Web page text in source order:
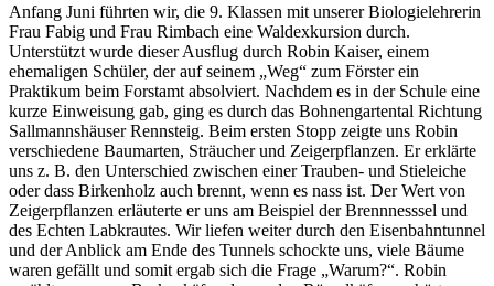
Anfang Juni führten wir, die 9. Klassen mit unserer Biologielehrerin
Frau Fabig und Frau Rimbach eine Waldexkursion durch.
Unterstützt wurde dieser Ausflug durch Robin Kaiser, einem
ehemaligen Schüler, der auf seinem „Weg“ zum Förster ein
Praktikum beim Forstamt absolviert. Nachdem es in der Schule eine
kurze Einweisung gab, ging es durch das Bohnengartental Richtung
Sallmannshäuser Rennsteig. Beim ersten Stopp zeigte uns Robin
verschiedene Baumarten, Sträucher und Zeigerpflanzen. Er erklärte
uns z. B. den Unterschied zwischen einer Trauben- und Stieleiche
oder dass Birkenholz auch brennt, wenn es nass ist. Der Wert von
Zeigerpflanzen erläuterte er uns am Beispiel der Brennnesssel und
des Echten Labkrautes. Wir liefen weiter durch den Eisenbahntunnel
und der Anblick am Ende des Tunnels schockte uns, viele Bäume
waren gefällt und somit ergab sich die Frage „Warum?“. Robin